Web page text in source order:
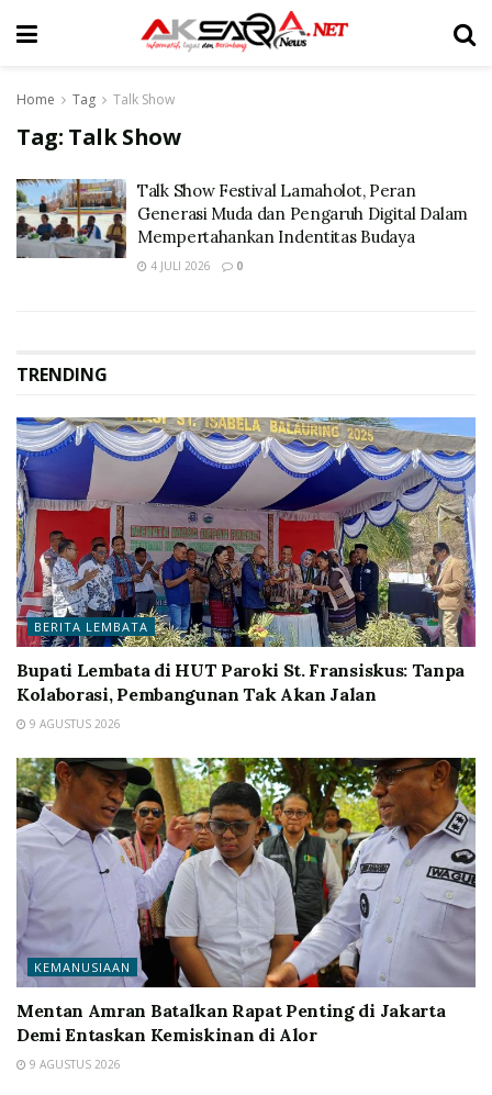
Home Tag Talk Show
Tag: Talk Show
Talk Show Festival Lamaholot, Peran
Generasi Muda dan Pengaruh Digital Dalam
Mempertahankan Indentitas Budaya
4 JULI 2026 0
TRENDING
BERITA LEMBATA
Bupati Lembata di HUT Paroki St. Fransiskus: Tanpa
Kolaborasi, Pembangunan Tak Akan Jalan
9 AGUSTUS 2026
KEMANUSIAAN
Mentan Amran Batalkan Rapat Penting di Jakarta
Demi Entaskan Kemiskinan di Alor
9 AGUSTUS 2026